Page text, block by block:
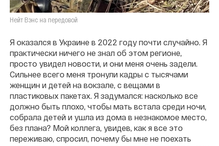
Нейт Вэнс на передовой
Я оказался в Украине в 2022 году почти случайно. Я
практически ничего не знал об этом регионе,
просто увидел новости, и они меня очень задели.
Сильнее всего меня тронули кадры с тысячами
женщин и детей на вокзале, с вещами в
пластиковых пакетах. Я задумался: насколько все
должно быть плохо, чтобы мать встала среди ночи,
собрала детей и ушла из дома в незнакомое место,
без плана? Мой коллега, увидев, как я все это
переживаю, спросил, почему бы мне не поехать